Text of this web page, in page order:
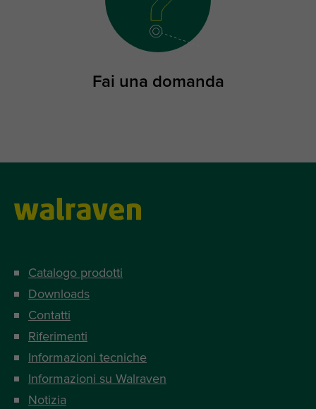
Fai una domanda
Catalogo prodotti
Downloads
Contatti
Riferimenti
Informazioni tecniche
Informazioni su Walraven
Notizia